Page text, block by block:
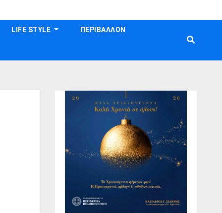
LIFE STYLE ΠΕΡΙΒΑΛΛΟΝ